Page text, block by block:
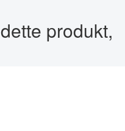
produkt,